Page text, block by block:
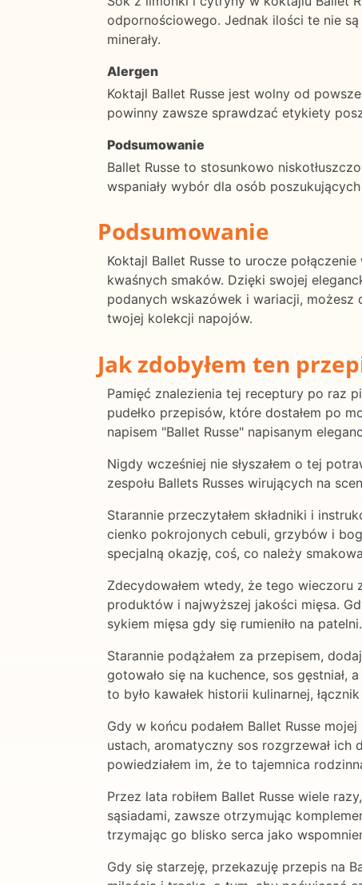
odpornościowego. Jednak ilości te nie
minerały.
Alergen
Koktajl Ballet Russe jest wolny od
powinny zawsze sprawdzać etykiety
Podsumowanie
Ballet Russe to stosunkowo
wspaniały wybór dla osób
Podsumowanie
Koktajl Ballet Russe to urocze
kwaśnych smaków. Dzięki swojej
podanych wskazówek i wariacji,
twojej kolekcji napojów.
Jak zdobyłem ten
Pamięć znalezienia tej receptury po raz
pudełko przepisów, które dostałem po
napisem "Ballet Russe" napisanym
Nigdy wcześniej nie słyszałem o tej
zespołu Ballets Russes wirujących na
Starannie przeczytałem składniki i
cienko pokrojonych cebuli, grzybów i
specjalną okazję, coś, co należy
Zdecydowałem wtedy, że tego wieczoru
produktów i najwyższej jakości mięsa.
sykiem mięsa gdy się rumieniło na patelni.
Starannie podążałem za przepisem,
gotowało się na kuchence, sos gęstniał,
to było kawałek historii kulinarnej,
Gdy w końcu podałem Ballet Russe
ustach, aromatyczny sos rozgrzewał ich
powiedziałem im, że to tajemnica
Przez lata robiłem Ballet Russe wiele
sąsiadami, zawsze otrzymując
trzymając go blisko serca jako
Gdy się starzeję, przekazuję przepis na